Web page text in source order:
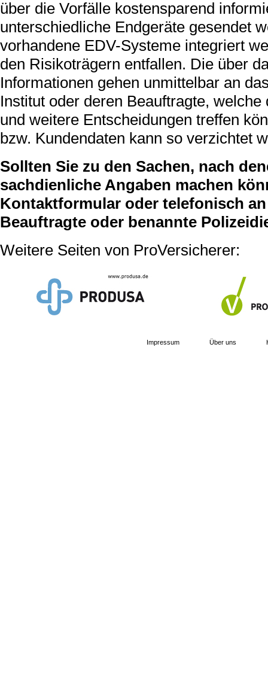
über die Vorfälle kostensparend
unterschiedliche Endgeräte gesendet
vorhandene EDV-Systeme integriert
den Risikoträgern entfallen. Die über
Informationen gehen unmittelbar an
Institut oder deren Beauftragte,
und weitere Entscheidungen treffen
bzw. Kundendaten kann so verzichtet
Sollten Sie zu den Sachen, nach
sachdienliche Angaben machen
Kontaktformular oder telefonisch
Beauftragte oder benannte
Weitere Seiten von ProVersicherer:
Impressum Über uns